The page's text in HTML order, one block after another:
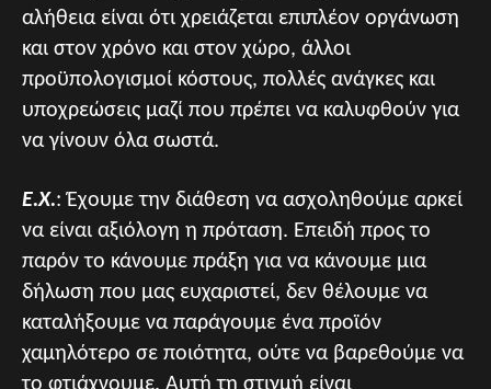
αλήθεια είναι ότι χρειάζεται επιπλέον οργάνωση
και στον χρόνο και στον χώρο, άλλοι
προϋπολογισμοί κόστους, πολλές ανάγκες και
υποχρεώσεις μαζί που πρέπει να καλυφθούν για
να γίνουν όλα σωστά.
Ε.Χ.: Έχουμε την διάθεση να ασχοληθούμε αρκεί
να είναι αξιόλογη η πρόταση. Επειδή προς το
παρόν το κάνουμε πράξη για να κάνουμε μια
δήλωση που μας ευχαριστεί, δεν θέλουμε να
καταλήξουμε να παράγουμε ένα προϊόν
χαμηλότερο σε ποιότητα, ούτε να βαρεθούμε να
το φτιάχνουμε. Αυτή τη στιγμή είναι